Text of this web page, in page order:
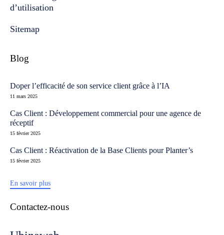
d’utilisation
Sitemap
Blog
Doper l’efficacité de son service client grâce à l’IA
11 mars 2025
Cas Client : Développement commercial pour une agence de
réceptif
15 février 2025
Cas Client : Réactivation de la Base Clients pour Planter’s
15 février 2025
En savoir plus
Contactez-nous